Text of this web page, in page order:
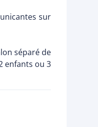
sur
séparé de
enfants ou 3